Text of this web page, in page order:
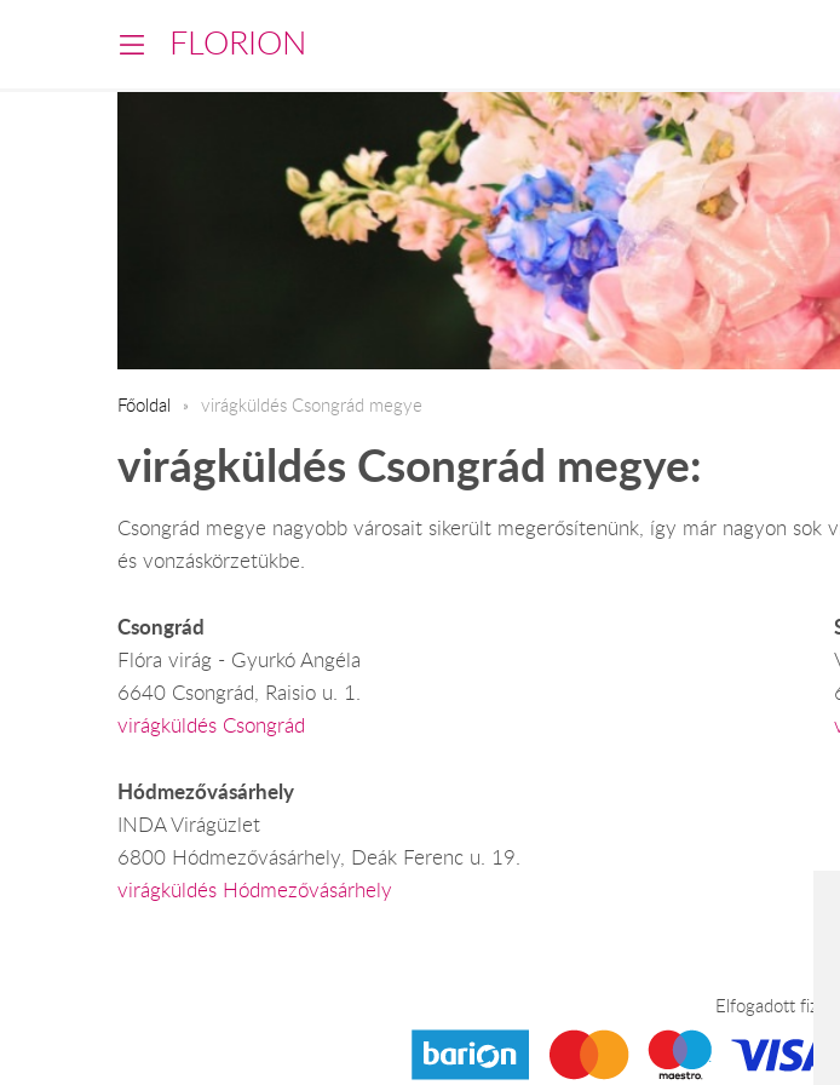
FLORION
Főoldal virágküldés Csongrád megye
virágküldés Csongrád megye:
Csongrád megye nagyobb városait sikerült megerősítenünk, így már nagyon sok
és vonzáskörzetükbe.
Csongrád
Flóra virág - Gyurkó Angéla
6640 Csongrád, Raisio u. 1.
virágküldés Csongrád
Hódmezővásárhely
INDA Virágüzlet
6800 Hódmezővásárhely, Deák Ferenc u. 19.
virágküldés Hódmezővásárhely
Elfogadott